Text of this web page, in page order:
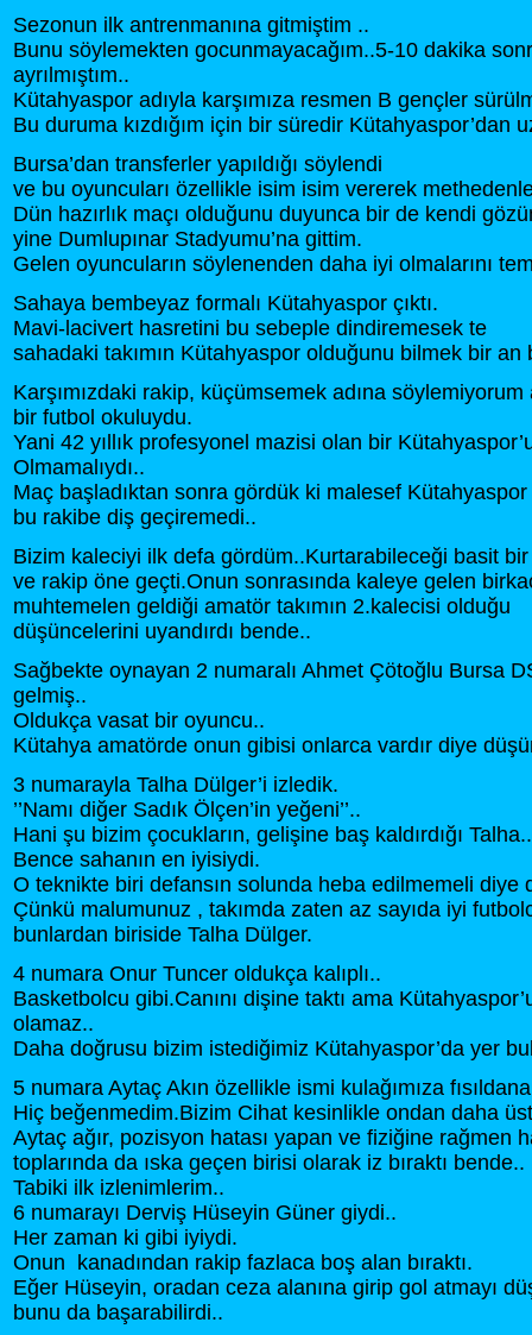
Sezonun ilk antrenmanına gitmiştim ..
Bunu söylemekten gocunmayacağım..5-10 dakika
ayrılmıştım..
Kütahyaspor adıyla karşımıza resmen B gençler
Bu duruma kızdığım için bir süredir Kütahyaspor’dan
Bursa’dan transferler yapıldığı söylendi
ve bu oyuncuları özellikle isim isim vererek
Dün hazırlık maçı olduğunu duyunca bir de kendi
yine Dumlupınar Stadyumu’na gittim.
Gelen oyuncuların söylenenden daha iyi olmalarını
Sahaya bembeyaz formalı Kütahyaspor çıktı.
Mavi-lacivert hasretini bu sebeple dindiremesek te
sahadaki takımın Kütahyaspor olduğunu bilmek bir an
Karşımızdaki rakip, küçümsemek adına söylemiyorum
bir futbol okuluydu.
Yani 42 yıllık profesyonel mazisi olan bir
Olmamalıydı..
Maç başladıktan sonra gördük ki malesef Kütahyaspor
bu rakibe diş geçiremedi..
Bizim kaleciyi ilk defa gördüm..Kurtarabileceği basit
ve rakip öne geçti.Onun sonrasında kaleye gelen
muhtemelen geldiği amatör takımın 2.kalecisi olduğu
düşüncelerini uyandırdı bende..
Sağbekte oynayan 2 numaralı Ahmet Çötoğlu Bursa
gelmiş..
Oldukça vasat bir oyuncu..
Kütahya amatörde onun gibisi onlarca vardır diye
3 numarayla Talha Dülger’i izledik.
’’Namı diğer Sadık Ölçen’in yeğeni’’..
Hani şu bizim çocukların, gelişine baş kaldırdığı Talha..
Bence sahanın en iyisiydi.
O teknikte biri defansın solunda heba edilmemeli diye
Çünkü malumunuz , takımda zaten az sayıda iyi
bunlardan biriside Talha Dülger.
4 numara Onur Tuncer oldukça kalıplı..
Basketbolcu gibi.Canını dişine taktı ama
olamaz..
Daha doğrusu bizim istediğimiz Kütahyaspor’da yer
5 numara Aytaç Akın özellikle ismi kulağımıza
Hiç beğenmedim.Bizim Cihat kesinlikle ondan daha
Aytaç ağır, pozisyon hatası yapan ve fiziğine rağmen
toplarında da ıska geçen birisi olarak iz bıraktı bende..
Tabiki ilk izlenimlerim..
6 numarayı Derviş Hüseyin Güner giydi..
Her zaman ki gibi iyiydi.
Onun kanadından rakip fazlaca boş alan bıraktı.
Eğer Hüseyin, oradan ceza alanına girip gol atmayı
bunu da başarabilirdi..